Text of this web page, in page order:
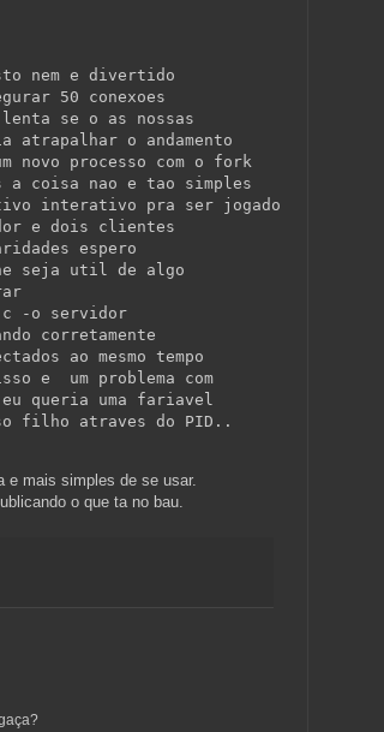
nem e divertido
50 conexoes
se o as nossas
atrapalhar o andamento
novo processo com o fork
a coisa nao e tao simples
interativo pra ser jogado
e dois clientes
espero
seja util de algo
-o servidor
corretamente
ao mesmo tempo
e  um problema com
queria uma fariavel
filho atraves do PID..
e mais simples de se usar.
o que ta no bau.